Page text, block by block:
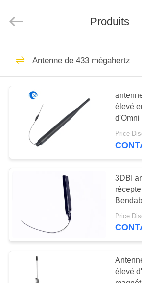
MAISON
PRODUITS
SUJET
NOUS
CONTRÔLE
DE
QUALITÉ
Co.,
Reserved.
Antenne
WiFi
Antenne GSM
GPRS
Produits
Antenne de 433 mégahertz
élevé
d'Omni
3DBI
du gain
élevé